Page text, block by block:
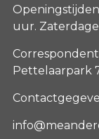
uur.
Pettelaarpark